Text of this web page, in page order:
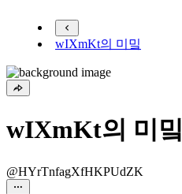
wIXmKt의 미밐
wIXmKt의 미밐
@HYrTnfagXfHKPUdZK